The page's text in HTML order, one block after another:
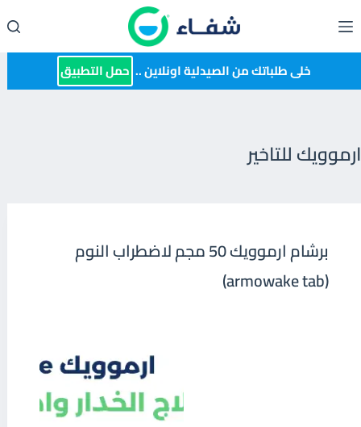
إلى
المحتوى خلى طلباتك من الصيدلية اونلاين .. حمل التطبيق
ارموويك للتاخير
برشام ارموويك 50 مجم لاضطراب النوم
(armowake tab)